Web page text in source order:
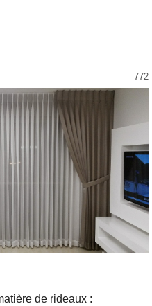
772
de rideaux :